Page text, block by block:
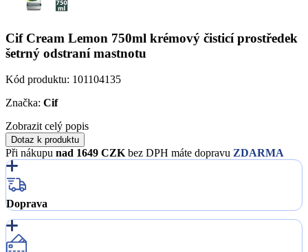
Cif Cream Lemon 750ml krémový čisticí prostředek
šetrný odstraní mastnotu
Kód produktu: 101104135
Značka: Cif
Zobrazit celý popis
Dotaz k produktu
Při nákupu nad 1649 CZK bez DPH máte dopravu ZDARMA
Doprava